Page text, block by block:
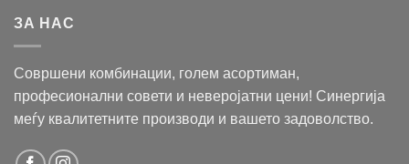
ЗА НАС
Совршени комбинации, голем асортиман,
професионални совети и неверојатни цени! Синергија
меѓу квалитетните производи и вашето задоволство.